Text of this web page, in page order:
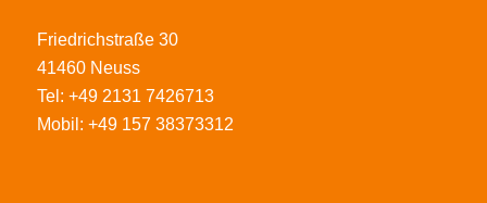
Friedrichstraße 30
41460 Neuss
Tel: +49 2131 7426713
Mobil: +49 157 38373312